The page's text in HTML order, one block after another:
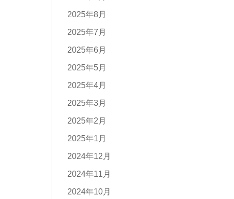
2025年8月
2025年7月
2025年6月
2025年5月
2025年4月
2025年3月
2025年2月
2025年1月
2024年12月
2024年11月
2024年10月